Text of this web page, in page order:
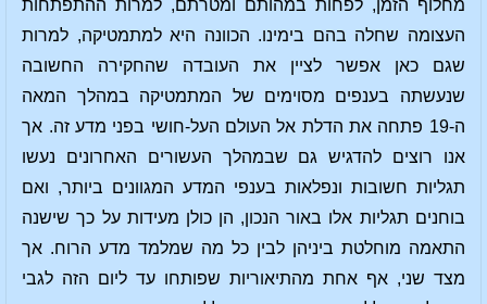
מחלוף הזמן, לפחות במהותם ומטרתם, למרות ההתפתחות
העצומה שחלה בהם בימינו. הכוונה היא למתמטיקה, למרות
שגם כאן אפשר לציין את העובדה שהחקירה החשובה
שנעשתה בענפים מסוימים של המתמטיקה במהלך המאה
ה-19 פתחה את הדלת אל העולם העל-חושי בפני מדע זה. אך
אנו רוצים להדגיש גם שבמהלך העשורים האחרונים נעשו
תגליות חשובות ונפלאות בענפי המדע המגוונים ביותר, ואם
בוחנים תגליות אלו באור הנכון, הן כולן מעידות על כך שישנה
התאמה מוחלטת ביניהן לבין כל מה שמלמד מדע הרוח. אך
מצד שני, אף אחת מהתיאוריות שפותחו עד ליום הזה לגבי